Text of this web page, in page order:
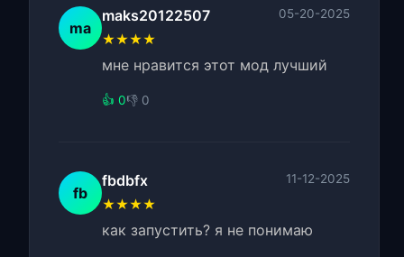
ma
maks20122507 05-20-2025
★★★★
мне нравится этот мод лучший
👍 0👎 0
fb
fbdbfx 11-12-2025
★★★★
как запустить? я не понимаю